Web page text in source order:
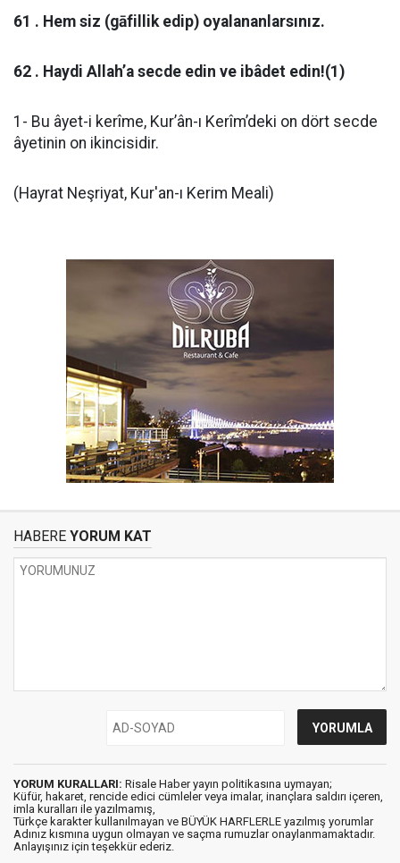
61 . Hem siz (gāfillik edip) oyalananlarsınız.
62 . Haydi Allah’a secde edin ve ibâdet edin!(1)
1- Bu âyet-i kerîme, Kur’ân-ı Kerîm’deki on dört secde
âyetinin on ikincisidir.
(Hayrat Neşriyat, Kur'an-ı Kerim Meali)
HABERE YORUM KAT
YORUM KURALLARI: Risale Haber yayın politikasına uymayan;
Küfür, hakaret, rencide edici cümleler veya imalar, inançlara saldırı içeren,
imla kuralları ile yazılmamış,
Türkçe karakter kullanılmayan ve BÜYÜK HARFLERLE yazılmış yorumlar
Adınız kısmına uygun olmayan ve saçma rumuzlar onaylanmamaktadır.
Anlayışınız için teşekkür ederiz.